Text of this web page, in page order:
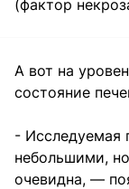
(фактор
А вот на
состояние
- Исследуемая
небольшими,
очевидна, —